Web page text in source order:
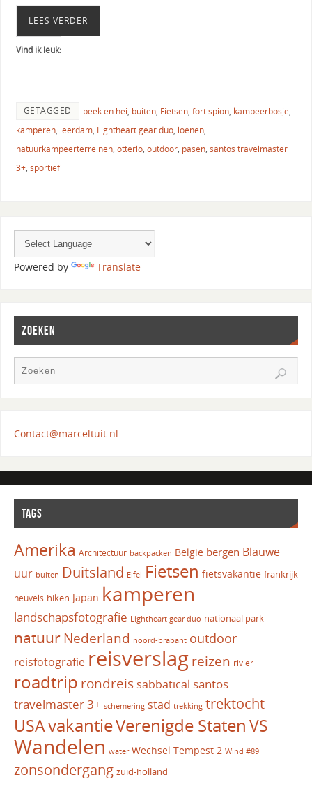
LEES VERDER
Vind ik leuk:
GETAGGED beek en hei, buiten, Fietsen, fort spion, kampeerbosje,
kamperen, leerdam, Lightheart gear duo, loenen,
natuurkampeerterreinen, otterlo, outdoor, pasen, santos travelmaster
3+, sportief
Powered by Translate
ZOEKEN
Contact@marceltuit.nl
TAGS
Amerika Architectuur backpacken Belgie bergen Blauwe
uur buiten Duitsland Eifel Fietsen fietsvakantie frankrijk
heuvels hiken Japan kamperen
landschapsfotografie Lightheart gear duo nationaal park
natuur Nederland noord-brabant outdoor
reisfotografie reisverslag reizen rivier
roadtrip rondreis sabbatical santos
travelmaster 3+ schemering stad trekking trektocht
USAvakantieVerenigde StatenVS
Wandelen water Wechsel Tempest 2 Wind #89
zonsondergang zuid-holland